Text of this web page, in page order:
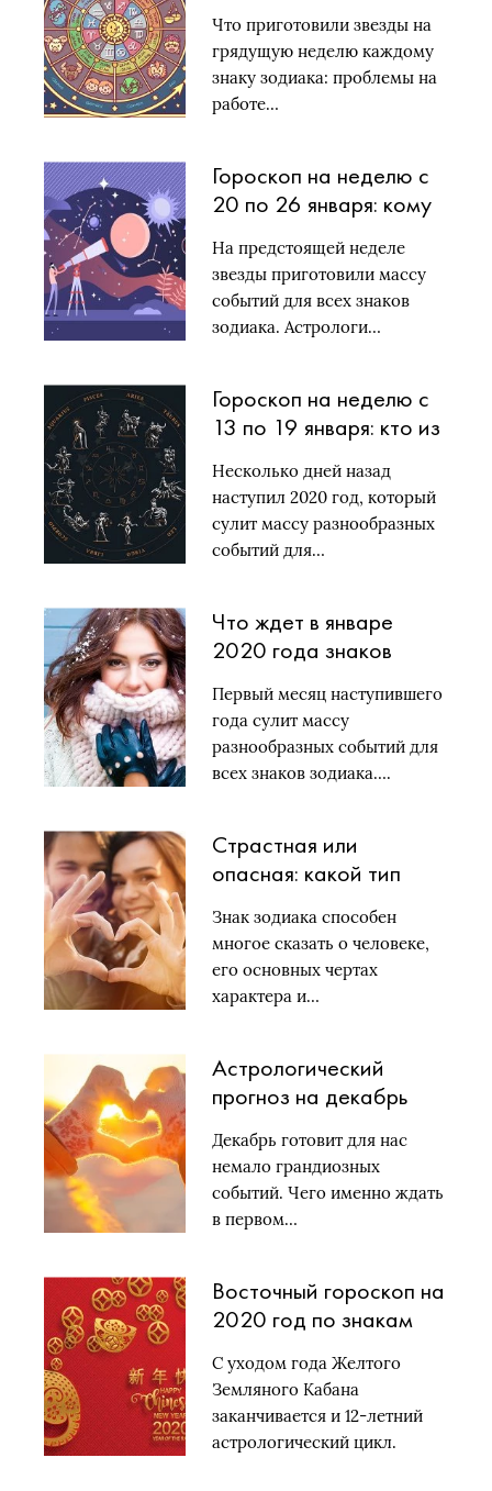
звезды
Что приготовили звезды на
грядущую неделю каждому
знаку зодиака: проблемы на
работе…
Гороскоп на неделю с
20 по 26 января: кому
улыбнутся звезды
На предстоящей неделе
звезды приготовили массу
событий для всех знаков
зодиака. Астрологи…
Гороскоп на неделю с
13 по 19 января: кто из
в фаворе у неба
Несколько дней назад
наступил 2020 год, который
сулит массу разнообразных
событий для…
Что ждет в январе
2020 года знаков
астрологический
прогноз
Первый месяц наступившего
года сулит массу
разнообразных событий для
всех знаков зодиака….
Страстная или
опасная: какой тип
женщинам по знаку
зодиака
Знак зодиака способен
многое сказать о человеке,
его основных чертах
характера и…
Астрологический
прогноз на декабрь
2019 по знакам
зодиака
Декабрь готовит для нас
немало грандиозных
событий. Чего именно ждать
в первом…
Восточный гороскоп на
2020 год по знакам
С уходом года Желтого
Земляного Кабана
заканчивается и 12-летний
астрологический цикл.